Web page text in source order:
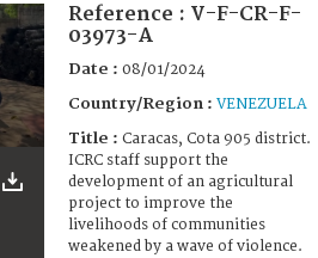
Reference : V-F-CR-F-
03973-A
Date : 08/01/2024
Country/Region : VENEZUELA
Title : Caracas, Cota 905 district.
ICRC staff support the
development of an agricultural
project to improve the
livelihoods of communities
weakened by a wave of violence.